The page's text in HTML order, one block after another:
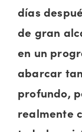
días
de gran
en un
abarcar
profundo,
realmente